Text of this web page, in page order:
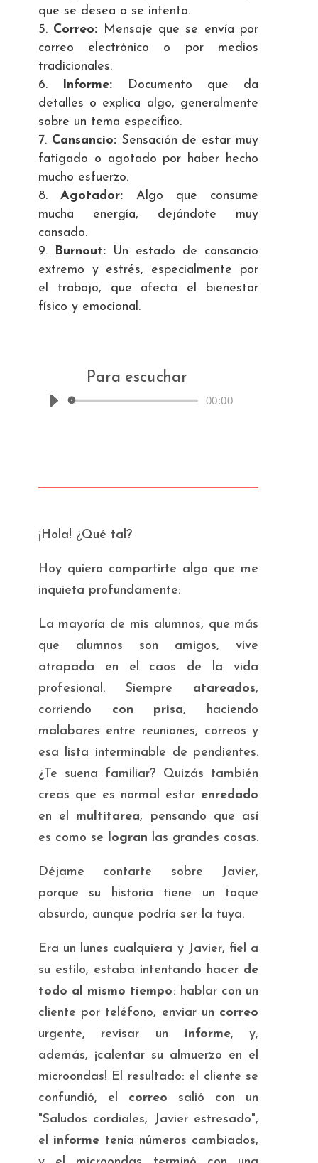
que se desea o se intenta.
Correo: Mensaje que se envía por
correo electrónico o por medios
tradicionales.
Informe: Documento que da
detalles o explica algo, generalmente
sobre un tema específico.
Cansancio:Sensación de estar muy
fatigado o agotado por haber hecho
mucho esfuerzo.
Agotador: Algo que consume
mucha energía, dejándote muy
cansado.
Burnout:Un estado de cansancio
extremo y estrés, especialmente por
el trabajo, que afecta el bienestar
físico y emocional.
Para escuchar
Reproductor00:00
¡Hola! ¿Qué tal?
Hoy quiero compartirte algo que me
inquieta profundamente:
La mayoría de mis alumnos, que más
que alumnos son amigos, vive
atrapada en el caos de la vida
profesional. Siempre atareados,
corriendo con prisa, haciendo
malabares entre reuniones, correos y
esa lista interminable de pendientes.
¿Te suena familiar? Quizás también
creas que es normal estar enredado
en el multitarea, pensando que así
es como se logran las grandes cosas.
Déjame contarte sobre Javier,
porque su historia tiene un toque
absurdo, aunque podría ser la tuya.
Era un lunes cualquiera y Javier, fiel a
su estilo, estaba intentando hacer de
todo al mismo tiempo: hablar con un
cliente por teléfono, enviar un correo
urgente, revisar un informe, y,
además, ¡calentar su almuerzo en el
microondas! El resultado: el cliente se
confundió, el correo salió con un
"Saludos cordiales, Javier estresado",
el informe tenía números cambiados,